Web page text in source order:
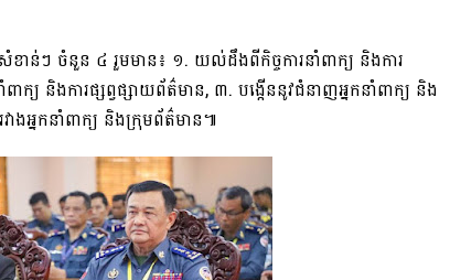
ាន់ៗ ចំនួន ៤ រួមមាន៖ ១. យល់ដឹងពីកិច្ចការនាំពាក្យ និងការ
ក្យ និងការផ្សព្វផ្សាយព័ត៌មាន, ៣. បង្កើននូវជំនាញអ្នកនាំពាក្យ និង
ងអ្នកនាំពាក្យ និងក្រុមព័ត៌មាន៕